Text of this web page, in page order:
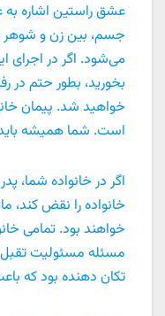
عشق راستین اشاره
جسم، بین زن و شوهر و
می‌شود. اگر در
بخورید، بطور حتم در
خواهید شد. پیمان
است. شما همیشه
اگر در خانواده شما،
خانواده را نقض ‌کند،
خواهند بود. تمامی
مسئله مسئولیت
تکان دهنده بود که